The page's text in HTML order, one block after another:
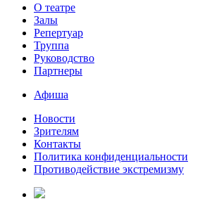
О театре
Залы
Репертуар
Труппа
Руководство
Партнеры
Афиша
Новости
Зрителям
Контакты
Политика конфиденциальности
Противодействие экстремизму